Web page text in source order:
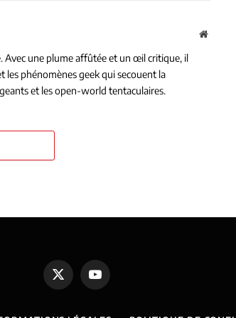
Avec une plume affûtée et un œil critique, il
les phénomènes geek qui secouent la
et les open-world tentaculaires.
X
(Twitter)
YouTube